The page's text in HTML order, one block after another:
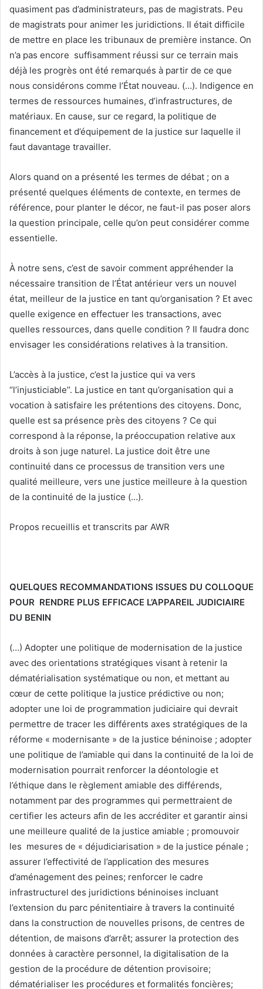
quasiment pas d’administrateurs, pas de magistrats. Peu
de magistrats pour animer les juridictions. Il était difficile
de mettre en place les tribunaux de première instance. On
n’a pas encore suffisamment réussi sur ce terrain mais
déjà les progrès ont été remarqués à partir de ce que
nous considérons comme l’État nouveau. (…). Indigence en
termes de ressources humaines, d’infrastructures, de
matériaux. En cause, sur ce regard, la politique de
financement et d’équipement de la justice sur laquelle il
faut davantage travailler.
Alors quand on a présenté les termes de débat ; on a
présenté quelques éléments de contexte, en termes de
référence, pour planter le décor, ne faut-il pas poser alors
la question principale, celle qu’on peut considérer comme
essentielle.
À notre sens, c’est de savoir comment appréhender la
nécessaire transition de l’État antérieur vers un nouvel
état, meilleur de la justice en tant qu’organisation ? Et avec
quelle exigence en effectuer les transactions, avec
quelles ressources, dans quelle condition ? Il faudra donc
envisager les considérations relatives à la transition.
L’accès à la justice, c’est la justice qui va vers
‘’l’injusticiable’’. La justice en tant qu’organisation qui a
vocation à satisfaire les prétentions des citoyens. Donc,
quelle est sa présence près des citoyens ? Ce qui
correspond à la réponse, la préoccupation relative aux
droits à son juge naturel. La justice doit être une
continuité dans ce processus de transition vers une
qualité meilleure, vers une justice meilleure à la question
de la continuité de la justice (…).
Propos recueillis et transcrits par AWR
QUELQUES RECOMMANDATIONS ISSUES DU COLLOQUE
POUR RENDRE PLUS EFFICACE L’APPAREIL JUDICIAIRE
DU BENIN
(…) Adopter une politique de modernisation de la justice
avec des orientations stratégiques visant à retenir la
dématérialisation systématique ou non, et mettant au
cœur de cette politique la justice prédictive ou non;
adopter une loi de programmation judiciaire qui devrait
permettre de tracer les différents axes stratégiques de la
réforme « modernisante » de la justice béninoise ; adopter
une politique de l’amiable qui dans la continuité de la loi de
modernisation pourrait renforcer la déontologie et
l’éthique dans le règlement amiable des différends,
notamment par des programmes qui permettraient de
certifier les acteurs afin de les accréditer et garantir ainsi
une meilleure qualité de la justice amiable ; promouvoir
les mesures de « déjudiciarisation » de la justice pénale ;
assurer l’effectivité de l’application des mesures
d’aménagement des peines; renforcer le cadre
infrastructurel des juridictions béninoises incluant
l’extension du parc pénitentiaire à travers la continuité
dans la construction de nouvelles prisons, de centres de
détention, de maisons d’arrêt; assurer la protection des
données à caractère personnel, la digitalisation de la
gestion de la procédure de détention provisoire;
dématérialiser les procédures et formalités foncières;